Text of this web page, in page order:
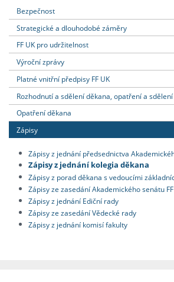
Bezpečnost
Strategické a dlouhodobé záměry
FF UK pro udržitelnost
Výroční zprávy
Platné vnitřní předpisy FF UK
Rozhodnutí a sdělení děkana, opatření a
Opatření děkana
Zápisy
Zápisy z jednání předsednictva
Zápisy z jednání kolegia děkana
Zápisy z porad děkana s vedoucími
Zápisy ze zasedání Akademického senátu
Zápisy z jednání Ediční rady
Zápisy ze zasedání Vědecké rady
Zápisy z jednání komisí fakulty